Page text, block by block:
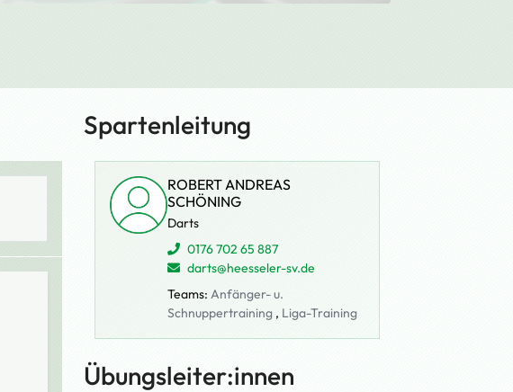
Spartenleitung
ROBERT ANDREAS
SCHÖNING
Darts
0176 702 65 887
darts@heesseler-sv.de
Teams: Anfänger- u.
Schnuppertraining, Liga-Training
Übungsleiter:innen